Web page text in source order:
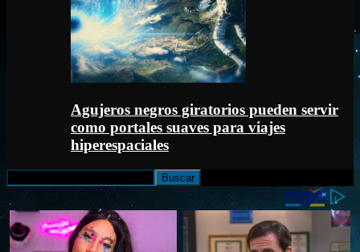
Agujeros negros giratorios pueden servir
como portales suaves para viajes
hiperespaciales